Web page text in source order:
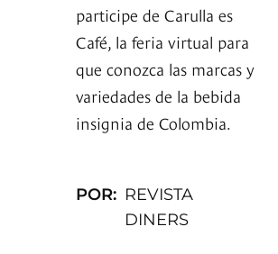
participe de Carulla es
Café, la feria virtual para
que conozca las marcas y
variedades de la bebida
insignia de Colombia.
POR: REVISTA
DINERS